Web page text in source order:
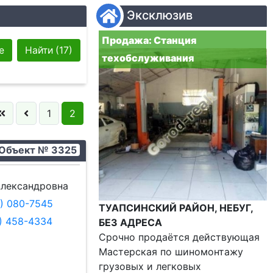
Найти (17)
1 2
№ 3325
080-7545
458-4334
Эксклюзив
Продажа: Станция
техобслуживания
ТУАПСИНСКИЙ РАЙОН, НЕБУГ,
БЕЗ АДРЕСА
Срочно продаётся действующая
Мастерская по шиномонтажу
грузовых и легковых